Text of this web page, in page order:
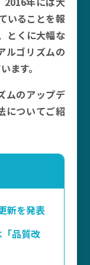
いることを報
とくに大幅な
ルゴリズムの
ます。
ムのアップデ
についてご紹
新を発表
品質改